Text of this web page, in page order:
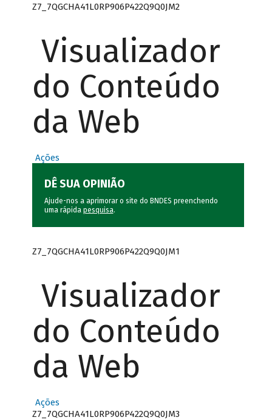
Z7_7QGCHA41L0RP906P422Q9Q0JM2
Visualizador
do Conteúdo
da Web
Ações
DÊ SUA OPINIÃO
Ajude-nos a aprimorar o site do BNDES preenchendo
uma rápida pesquisa.
Z7_7QGCHA41L0RP906P422Q9Q0JM1
Visualizador
do Conteúdo
da Web
Ações
Z7_7QGCHA41L0RP906P422Q9Q0JM3